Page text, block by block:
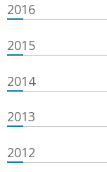
2016
2015
2014
2013
2012